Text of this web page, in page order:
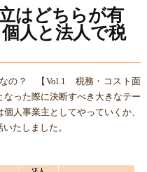
はどちらが有
人と法人で税
なの？ 【Vol.1 税務・コスト面
った際に決断すべき大きなテー
人事業主としてやっていくか、
たしました。